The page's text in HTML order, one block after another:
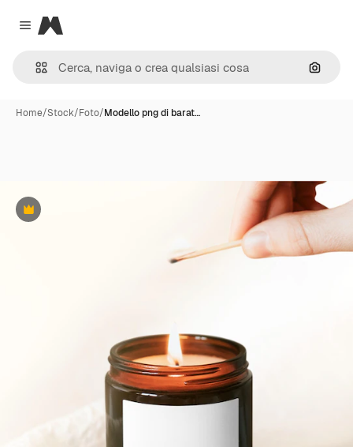
Close menu
Magnific
Cerca
Home/Stock/Foto/Modello png di barat…
Premium